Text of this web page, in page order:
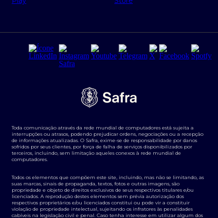
Regras e Parâmetros de Atuação Banco Safra
Segurança da Informação
Tarifas e serviços Pessoa Física
Transparência de remuneração
Termos e Condições para Portabilidade de Investimento
Derivativos
Agronegócios
Toda comunicação através da rede mundial de computadores está sujeita a
interrupções ou atrasos, podendo prejudicar ordens, negociações ou a recepção
de informações atualizadas. O Safra, exime-se de responsabilidade por danos
sofridos por seus clientes, por força de falha de serviços disponibilizados por
terceiros, incluindo, sem limitação aqueles conexos à rede mundial de
computadores.
Todos os elementos que compõem este site, incluindo, mas não se limitando, as
suas marcas, sinais de propaganda, textos, fotos e outras imagens, são
propriedade e objeto de direitos exclusivos de seus respectivos titulares e/ou
licenciados. A reprodução destes elementos sem prévia autorização dos
respectivos proprietários e/ou licenciados constitui ou pode vir a constituir
violação de propriedade intelectual, sujeitando os infratores às penalidades
cabíveis na legislação civil e penal. Caso tenha interesse em utilizar algum dos